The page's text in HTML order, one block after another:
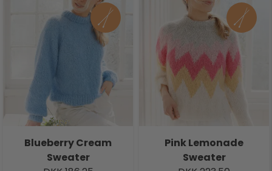
Blueberry Cream
Sweater
Pink Lemonade
Sweater